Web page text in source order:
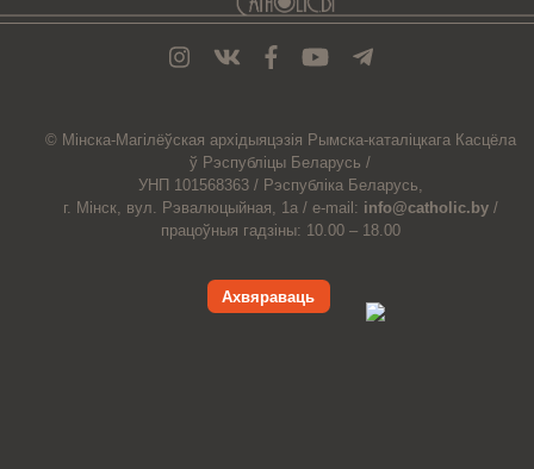
© Мiнска-Магiлёўская архiдыяцэзiя Рымска-каталіцкага Касцёла
ў Рэспубліцы Беларусь /
УНП 101568363 / Рэспубліка Беларусь,
г. Мінск, вул. Рэвалюцыйная, 1а / e-mail: info@catholic.by /
працоўныя гадзіны: 10.00 – 18.00
Ахвяраваць